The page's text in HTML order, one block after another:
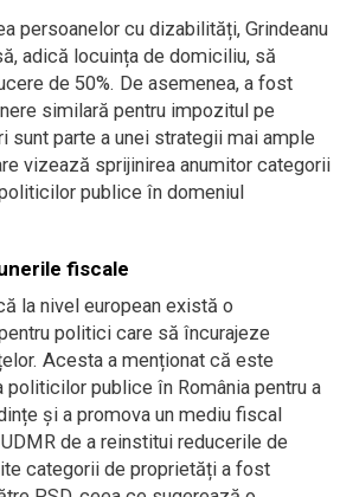
persoanelor cu dizabilități, Grindeanu
adică locuința de domiciliu, să
de 50%. De asemenea, a fost
similară pentru impozitul pe
sunt parte a unei strategii mai ample
vizează sprijinirea anumitor categorii
publice în domeniul
fiscale
la nivel european există o
politici care să încurajeze
Acesta a menționat că este
politicilor publice în România pentru a
și a promova un mediu fiscal
de a reinstitui reducerile de
categorii de proprietăți a fost